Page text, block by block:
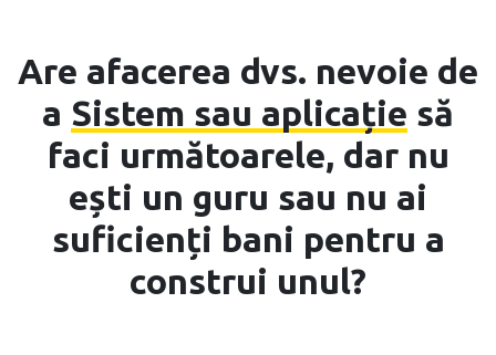
Are afacerea dvs. nevoie de
a Sistem sau aplicație să
faci următoarele, dar nu
ești un guru sau nu ai
suficienți bani pentru a
construi unul?